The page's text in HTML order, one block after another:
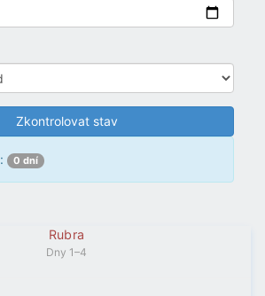
Zkontrolovat stav
0 dní
Rubra
Dny 1–4